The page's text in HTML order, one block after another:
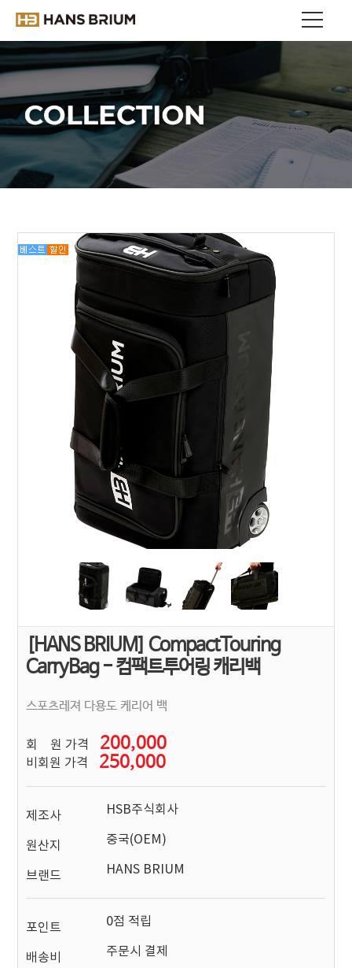
[HANS BRIUM] CompactTouring
CarryBag - 컴팩트투어링 캐리백
스포츠레져 다용도 케리어 백
회 원 가격 200,000
비회원 가격 250,000
제조사 HSB주식회사
원산지 중국(OEM)
브랜드 HANS BRIUM
포인트 0점 적립
배송비 주문시 결제